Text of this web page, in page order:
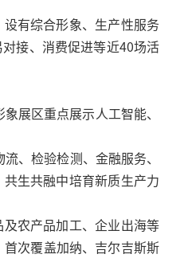
有综合形象、生产性服务
接、消费促进等近40场活
展区重点展示人工智能、
、检验检测、金融服务、
生共融中培育新质生产力
农产品加工、企业出海等
次覆盖加纳、吉尔吉斯斯